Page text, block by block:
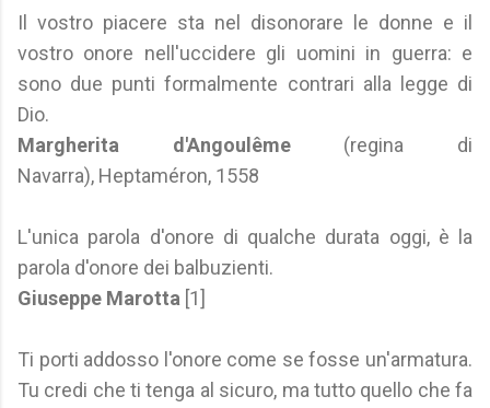
Il vostro piacere sta nel disonorare le donne e il
vostro onore nell'uccidere gli uomini in guerra: e
sono due punti formalmente contrari alla legge di
Dio.
Margherita d'Angoulême(regina di
Navarra), Heptaméron, 1558
L'unica parola d'onore di qualche durata oggi, è la
parola d'onore dei balbuzienti.
Giuseppe Marotta [1]
Ti porti addosso l'onore come se fosse un'armatura.
Tu credi che ti tenga al sicuro, ma tutto quello che fa